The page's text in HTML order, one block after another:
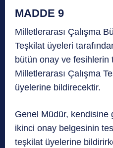
MADDE 9
Milletlerarası Çalışma
Teşkilat üyeleri
bütün onay ve fesihlerin
Milletlerarası Çalışma
üyelerine bildirecektir.
Genel Müdür, kendisine
ikinci onay belgesinin
teşkilat üyelerine